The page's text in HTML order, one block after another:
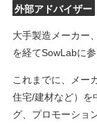
外部アドバイザー
大手製造メーカー
を経てSowLabに
これまでに、メー
住宅/建材など）を
グ、プロモーショ